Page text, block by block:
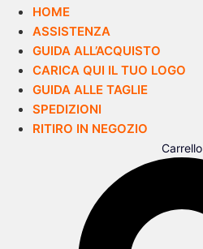
HOME
ASSISTENZA
GUIDA ALL’ACQUISTO
CARICA QUI IL TUO LOGO
GUIDA ALLE TAGLIE
SPEDIZIONI
RITIRO IN NEGOZIO
Carrello